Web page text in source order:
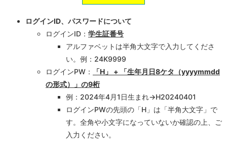
ログインID、パスワードについて
ログインID： 学生証番号
アルファベットは半角大文字で入力してくださ
い。例：24K9999
ログインPW：
「H」 + 「生年月日8ケタ（yyyymmdd
の形式）」の9桁
例：2024年4月1日生まれ→H20240401
ログインPWの先頭の「H」は「半角大文字」で
す。全角や小文字になっていないか確認の上、ご
入力ください。